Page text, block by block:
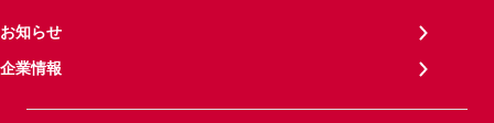
お知らせ
企業情報